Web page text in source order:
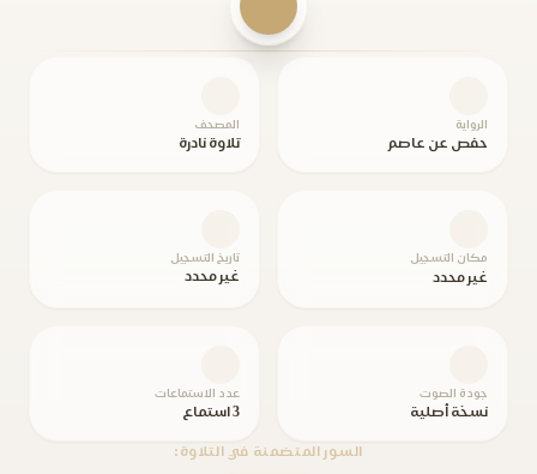
الرواية
حفص عن عاصم
المصحف
تلاوة نادرة
مكان التسجيل
غير محدد
تاريخ التسجيل
غير محدد
جودة الصوت
نسخة أصلية
عدد الاستماعات
3 استماع
السور المتضمنة في التلاوة: